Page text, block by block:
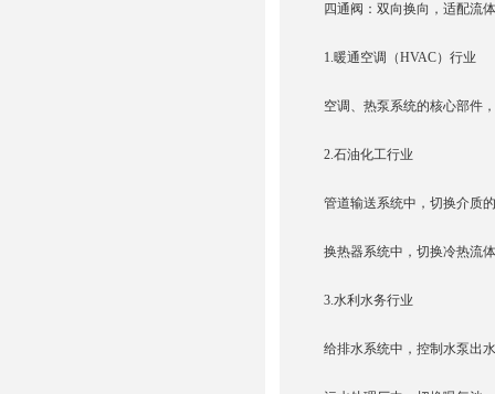
四通阀：双向换向，适配流
1.暖通空调（HVAC）行业
空调、热泵系统的核心部件
2.石油化工行业
管道输送系统中，切换介质
换热器系统中，切换冷热流
3.水利水务行业
给排水系统中，控制水泵出